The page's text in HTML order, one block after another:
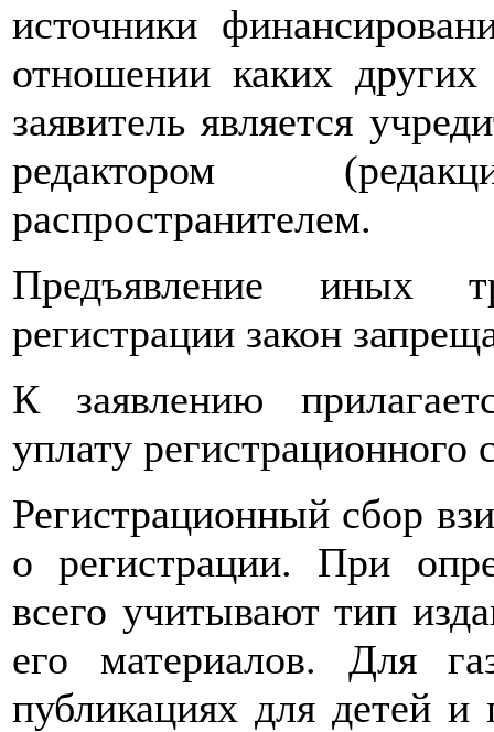
источники
отношении каких
заявитель является
редактором
распространителем.
Предъявление иных
регистрации закон
К заявлению
уплату регистрационного
Регистрационный сбор
о регистрации. При
всего учитывают тип
его материалов. Для
публикациях для детей и